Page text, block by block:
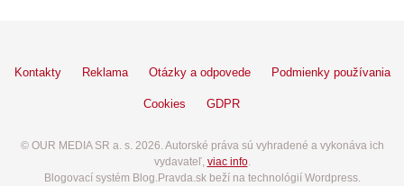
Kontakty Reklama Otázky a odpovede Podmienky používania
Cookies GDPR
© OUR MEDIA SR a. s. 2026. Autorské práva sú vyhradené a vykonáva ich
vydavateľ, viac info.
Blogovací systém Blog.Pravda.sk beží na technológií Wordpress.